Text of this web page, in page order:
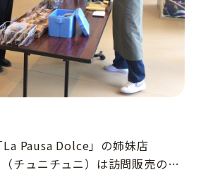
Pausa Dolce」の姉妹店